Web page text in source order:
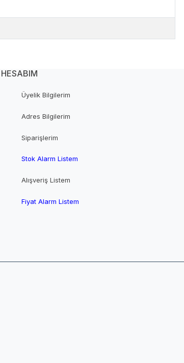
HESABIM
Üyelik Bilgilerim
Adres Bilgilerim
Siparişlerim
Stok Alarm Listem
Alışveriş Listem
Fiyat Alarm Listem